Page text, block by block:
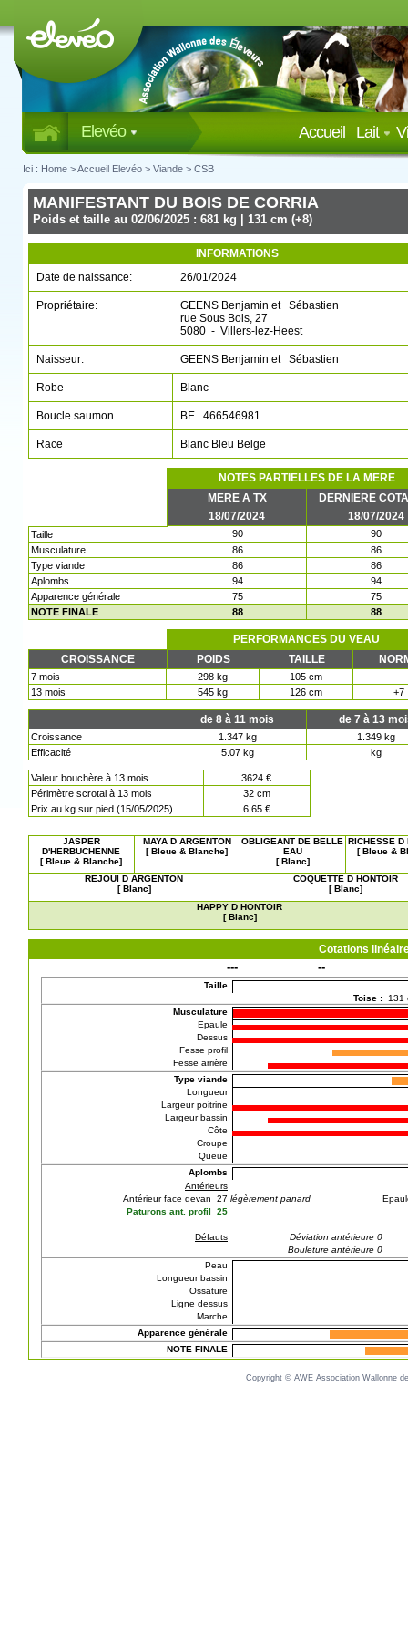
Elevéo Lait
Accueil
Ici : Home >Accueil Elevéo > Viande > CSB
MANIFESTANT DU BOIS DE CORRIA
Poids et taille au 02/06/2025 : 681 kg | 131 cm (+8)
INFORMATIONS
Date de naissance:
26/01/2024
Propriétaire:
GEENS Benjamin et Sébastien
rue Sous Bois, 27
5080 - Villers-lez-Heest
Naisseur: GEENS Benjamin et Sébastien
Robe Blanc
Boucle saumon BE 466546981
Race Blanc Bleu Belge
NOTES PARTIELLES DE LA MERE
MERE A TX
18/07/2024
DERNIERE
18/07/2024
Taille 90
90
Musculature
86
86
Type viande
86
86
Aplombs
94
94
Apparence générale
75
75
NOTE FINALE
88 88
PERFORMANCES DU VEAU
CROISSANCE
POIDS TAILLE
7 mois 298 kg
105 cm
13 mois
545 kg 126 cm +7
de 8 à 11 mois de 7 à 13
Croissance 1.347 kg
1.349 kg
Efficacité
5.07 kg kg
Valeur bouchère à 13 mois
3624 €
Périmètre scrotal à 13 mois
32 cm
Prix au kg sur pied (15/05/2025)
6.65 €
JASPER
D'HERBUCHENNE
[ Bleue & Blanche]
MAYA D ARGENTON
[ Bleue & Blanche]
OBLIGEANT DE BELLE
EAU
[ Blanc]
RICHESSE D
[ Bleue &
REJOUI D ARGENTON
[ Blanc]
COQUETTE D HONTOIR
[ Blanc]
HAPPY D HONTOIR
[ Blanc]
Cotations
--- --
Taille
Toise : 131
Musculature
Epaule
Dessus
Fesse profil
Fesse arrière
Type viande
Longueur
Largeur poitrine
Largeur bassin
Côte
Croupe
Queue
Aplombs
Antérieurs
Antérieur face devan 27
Paturons ant. profil 25
Défauts
légèrement panard
Déviation antérieure 0
Bouleture antérieure 0
Peau
Longueur bassin
Ossature
Ligne dessus
Marche
Apparence générale
NOTE FINALE
Copyright © AWE Association Wallonne